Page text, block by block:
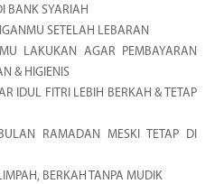
BANK SYARIAH
SETELAH LEBARAN
LAKUKAN AGAR PEMBAYARAN
& HIGIENIS
IDUL FITRI LEBIH BERKAH & TETAP
RAMADAN MESKI TETAP DI
BERKAH TANPA MUDIK